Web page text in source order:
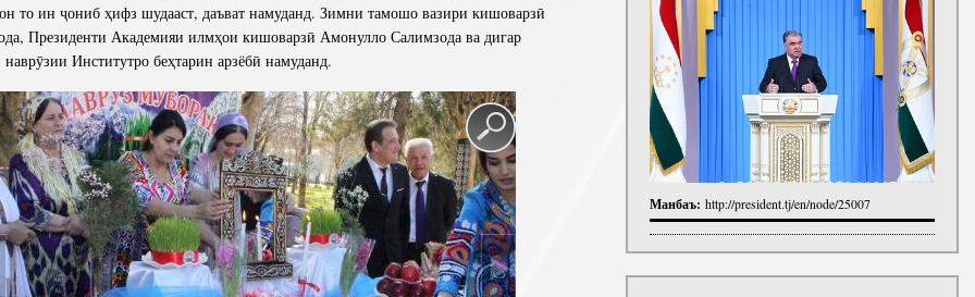
то ин ҷониб ҳифз шудааст, даъват намуданд. Зимни тамошо вазири кишоварзӣ
Президенти Академияи илмҳои кишоварзӣ Амонулло Салимзода ва дигар
Институтро беҳтарин арзёбӣ намуданд.
Манбаъ: http://president.tj/en/node/25007